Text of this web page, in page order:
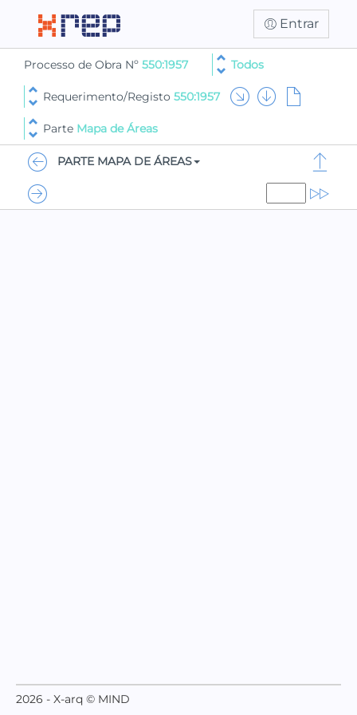
Entrar
Processo de Obra Nº 550:1957 Todos
Requerimento/Registo 550:1957
Parte Mapa de Áreas
PARTE MAPA DE ÁREAS
2026 - X-arq © MIND